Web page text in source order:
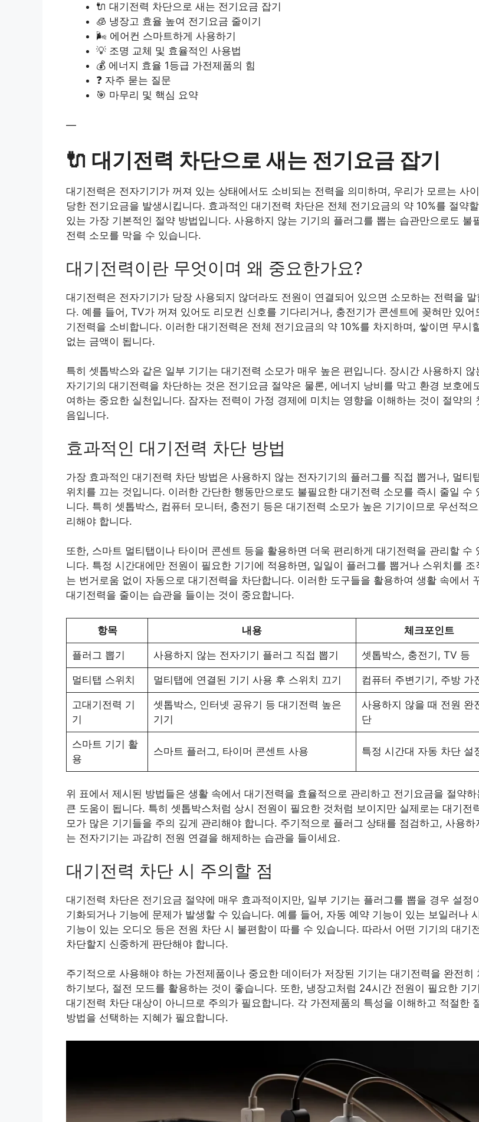
🔌 대기전력 차단으로 새는 전기요금 잡기
🧊 냉장고 효율 높여 전기요금 줄이기
🌬️ 에어컨 스마트하게 사용하기
💡 조명 교체 및 효율적인 사용법
💰 에너지 효율 1등급 가전제품의 힘
❓ 자주 묻는 질문
🎯 마무리 및 핵심 요약
—
🔌 대기전력 차단으로 새는 전기요금 잡기
대기전력은 전자기기가 꺼져 있는 상태에서도 소비되는 전력을 의미하며, 우리가 모르는 사
당한 전기요금을 발생시킵니다. 효과적인 대기전력 차단은 전체 전기요금의 약 10%를 절약
있는 가장 기본적인 절약 방법입니다. 사용하지 않는 기기의 플러그를 뽑는 습관만으로도 불
전력 소모를 막을 수 있습니다.
대기전력이란 무엇이며 왜 중요한가요?
대기전력은 전자기기가 당장 사용되지 않더라도 전원이 연결되어 있으면 소모하는 전력을 말
다. 예를 들어, TV가 꺼져 있어도 리모컨 신호를 기다리거나, 충전기가 콘센트에 꽂혀만 있어
기전력을 소비합니다. 이러한 대기전력은 전체 전기요금의 약 10%를 차지하며, 쌓이면 무시
없는 금액이 됩니다.
특히 셋톱박스와 같은 일부 기기는 대기전력 소모가 매우 높은 편입니다. 장시간 사용하지 않
자기기의 대기전력을 차단하는 것은 전기요금 절약은 물론, 에너지 낭비를 막고 환경 보호에
여하는 중요한 실천입니다. 잠자는 전력이 가정 경제에 미치는 영향을 이해하는 것이 절약의
음입니다.
효과적인 대기전력 차단 방법
가장 효과적인 대기전력 차단 방법은 사용하지 않는 전자기기의 플러그를 직접 뽑거나, 멀티
위치를 끄는 것입니다. 이러한 간단한 행동만으로도 불필요한 대기전력 소모를 즉시 줄일 수
니다. 특히 셋톱박스, 컴퓨터 모니터, 충전기 등은 대기전력 소모가 높은 기기이므로 우선적
리해야 합니다.
또한, 스마트 멀티탭이나 타이머 콘센트 등을 활용하면 더욱 편리하게 대기전력을 관리할 수
니다. 특정 시간대에만 전원이 필요한 기기에 적용하면, 일일이 플러그를 뽑거나 스위치를 조
는 번거로움 없이 자동으로 대기전력을 차단합니다. 이러한 도구들을 활용하여 생활 속에서
대기전력을 줄이는 습관을 들이는 것이 중요합니다.
항목 내용 체크포인트
플러그 뽑기 사용하지 않는 전자기기 플러그 직접 뽑기 셋톱박스, 충전기, TV 등
멀티탭 스위치 멀티탭에 연결된 기기 사용 후 스위치 끄기 컴퓨터 주변기기, 주방 가
고대기전력 기
기
셋톱박스, 인터넷 공유기 등 대기전력 높은
기기
사용하지 않을 때 전원 완
단
스마트 기기 활
용
스마트 플러그, 타이머 콘센트 사용 특정 시간대 자동 차단 설
위 표에서 제시된 방법들은 생활 속에서 대기전력을 효율적으로 관리하고 전기요금을 절약하
큰 도움이 됩니다. 특히 셋톱박스처럼 상시 전원이 필요한 것처럼 보이지만 실제로는 대기전
모가 많은 기기들을 주의 깊게 관리해야 합니다. 주기적으로 플러그 상태를 점검하고, 사용하
는 전자기기는 과감히 전원 연결을 해제하는 습관을 들이세요.
대기전력 차단 시 주의할 점
대기전력 차단은 전기요금 절약에 매우 효과적이지만, 일부 기기는 플러그를 뽑을 경우 설정
기화되거나 기능에 문제가 발생할 수 있습니다. 예를 들어, 자동 예약 기능이 있는 보일러나
기능이 있는 오디오 등은 전원 차단 시 불편함이 따를 수 있습니다. 따라서 어떤 기기의 대기
차단할지 신중하게 판단해야 합니다.
주기적으로 사용해야 하는 가전제품이나 중요한 데이터가 저장된 기기는 대기전력을 완전히
하기보다, 절전 모드를 활용하는 것이 좋습니다. 또한, 냉장고처럼 24시간 전원이 필요한 기
대기전력 차단 대상이 아니므로 주의가 필요합니다. 각 가전제품의 특성을 이해하고 적절한
방법을 선택하는 지혜가 필요합니다.